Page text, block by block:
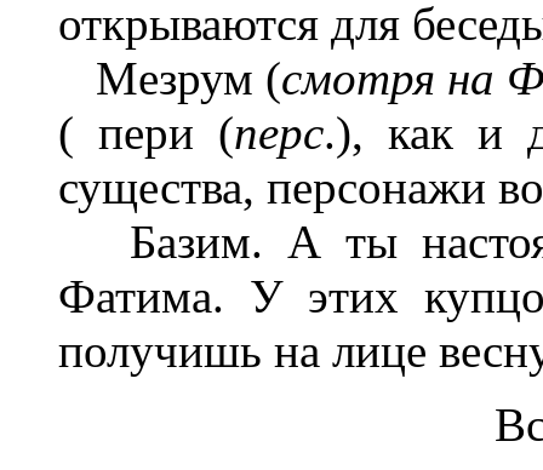
открываются для
Meзрум (смотря на
( пери (перс.), как и
существа, персонажи
Базим. А ты
Фатима. У этих
получишь на лице